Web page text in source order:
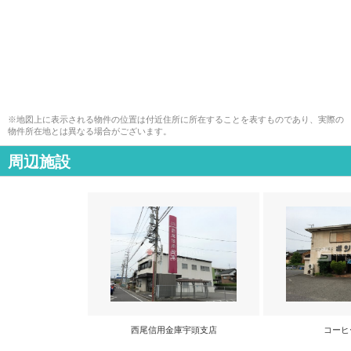
※地図上に表示される物件の位置は付近住所に所在することを表すものであり、実際の
物件所在地とは異なる場合がございます。
周辺施設
西尾信用金庫宇頭支店 コー